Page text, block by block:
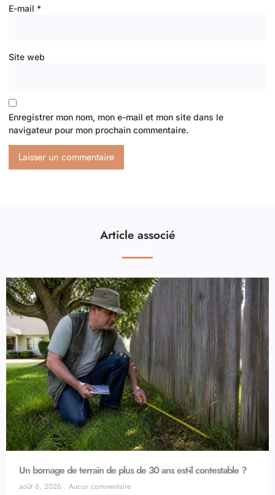
E-mail *
Site web
Enregistrer mon nom, mon e-mail et mon site dans le
navigateur pour mon prochain commentaire.
Article associé
Un bornage de terrain de plus de 30 ans est-il contestable ?
août 6, 2026 Aucun commentaire